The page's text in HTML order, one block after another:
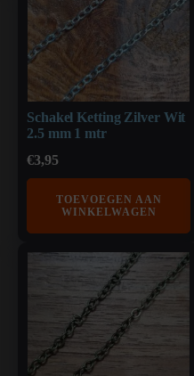
Schakel Ketting Zilver Wit
2.5 mm 1 mtr
€3,95
TOEVOEGEN AAN
WINKELWAGEN